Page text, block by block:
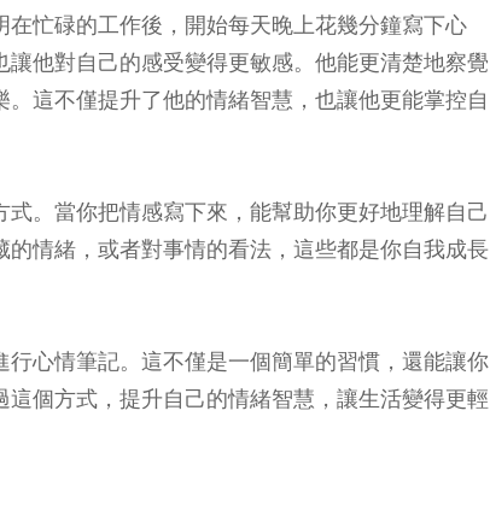
忙碌的工作後，開始每天晚上花幾分鐘寫下心
他對自己的感受變得更敏感。他能更清楚地察覺
這不僅提升了他的情緒智慧，也讓他更能掌控自
。當你把情感寫下來，能幫助你更好地理解自己
情緒，或者對事情的看法，這些都是你自我成長
心情筆記。這不僅是一個簡單的習慣，還能讓你
個方式，提升自己的情緒智慧，讓生活變得更輕